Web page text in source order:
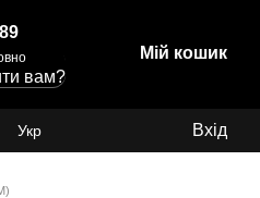
вам?
Мій кошик
Укр Вхід